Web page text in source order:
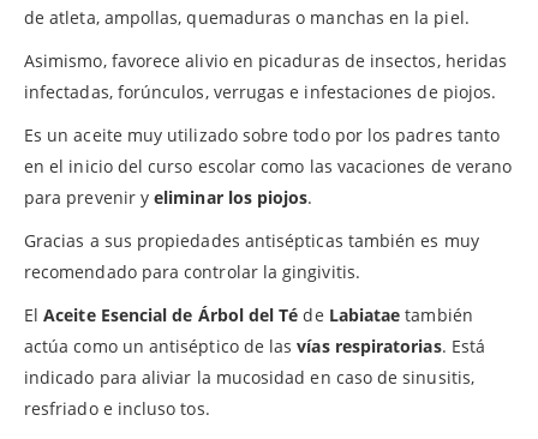
de atleta, ampollas, quemaduras o manchas en la piel.
Asimismo, favorece alivio en picaduras de insectos, heridas
infectadas, forúnculos, verrugas e infestaciones de piojos.
Es un aceite muy utilizado sobre todo por los padres tanto
en el inicio del curso escolar como las vacaciones de verano
para prevenir yeliminar los piojos.
Gracias a sus propiedades antisépticas también es muy
recomendado para controlar la gingivitis.
ElAceite Esencial de Árbol del Té de Labiatae también
actúa como un antiséptico de lasvías respiratorias. Está
indicado para aliviar la mucosidad en caso de sinusitis,
resfriado e incluso tos.